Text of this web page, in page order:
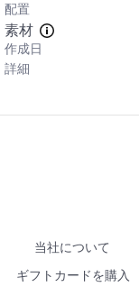
配置
素材
作成日
詳細
当社について
ギフトカードを購入